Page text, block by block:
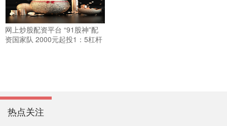
网上炒股配资平台 “91股神”配
资国家队 2000元起投1：5杠杆
热点关注